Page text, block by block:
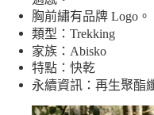
胸前繡有品牌 Logo。
類型：Trekking
家族：Abisko
特點：快乾
永續資訊：再生聚酯